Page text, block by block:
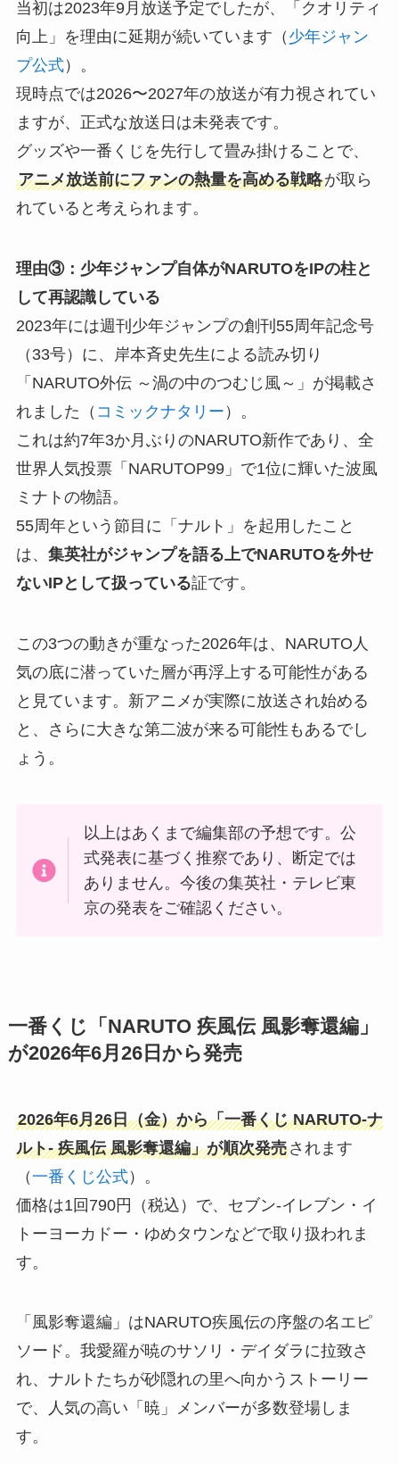
当初は2023年9月放送予定でしたが、「クオリティ
向上」を理由に延期が続いています（ 少年ジャン
プ公式）。
現時点では2026〜2027年の放送が有力視されてい
ますが、正式な放送日は未発表です。
グッズや一番くじを先行して畳み掛けることで、
アニメ放送前にファンの熱量を高める戦略が取ら
れていると考えられます。
理由③：少年ジャンプ自体がNARUTOをIPの柱と
して再認識している
2023年には週刊少年ジャンプの創刊55周年記念号
（33号）に、岸本斉史先生による読み切り
「NARUTO外伝 ～渦の中のつむじ風～」が掲載さ
れました（ コミックナタリー ）。
これは約7年3か月ぶりのNARUTO新作であり、全
世界人気投票「NARUTOP99」で1位に輝いた波風
ミナトの物語。
55周年という節目に「ナルト」を起用したこと
は、 集英社がジャンプを語る上でNARUTOを外せ
ないIPとして扱っている証です。
この3つの動きが重なった2026年は、NARUTO人
気の底に潜っていた層が再浮上する可能性がある
と見ています。新アニメが実際に放送され始める
と、さらに大きな第二波が来る可能性もあるでし
ょう。
以上はあくまで編集部の予想です。公
式発表に基づく推察であり、断定では
ありません。今後の集英社・テレビ東
京の発表をご確認ください。
一番くじ「NARUTO 疾風伝 風影奪還編」
が2026年6月26日から発売
2026年6月26日（金）から「一番くじ NARUTO-ナ
ルト- 疾風伝 風影奪還編」が順次発売されます
（一番くじ公式）。
価格は1回790円（税込）で、セブン‐イレブン・イ
トーヨーカドー・ゆめタウンなどで取り扱われま
す。
「風影奪還編」はNARUTO疾風伝の序盤の名エピ
ソード。我愛羅が暁のサソリ・デイダラに拉致さ
れ、ナルトたちが砂隠れの里へ向かうストーリー
で、人気の高い「暁」メンバーが多数登場しま
す。